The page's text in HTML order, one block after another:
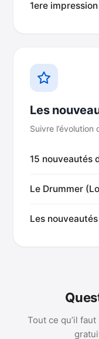
1ere
Les
Suivre l’évolution
15 nouveautés
Le Drummer
Les
Tout ce qu’il